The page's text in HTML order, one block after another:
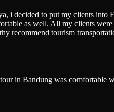
i decided to put my clients into
as well. All my clients
recommend tourism
in Bandung was comfortable